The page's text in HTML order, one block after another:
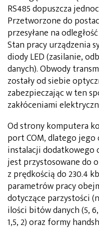
RS485 dopuszcza
Przetworzone do
przesyłane na
Stan pracy urządzenia
diody LED (zasilanie,
danych). Obwody
zostały od siebie
zabezpieczając w ten
zakłóceniami
Od strony komputera
port COM, dlatego jego
instalacji dodatkowego
jest przystosowane do
z prędkością do 230.4
parametrów pracy
dotyczące parzystości
ilości bitów danych (5,
1,5, 2) oraz formy